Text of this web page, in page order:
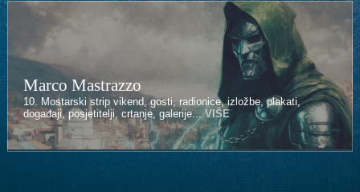
Marco Mastrazzo
10. Mostarski strip vikend, gosti, radionice, izložbe, plakati,
događaji, posjetitelji, crtanje, galerije...VIŠE